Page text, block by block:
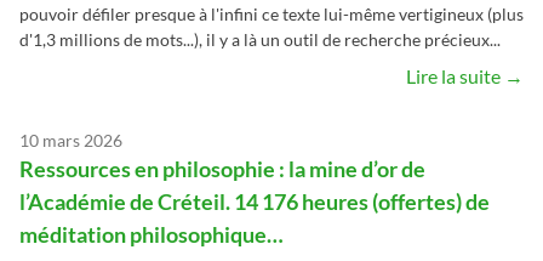
pouvoir défiler presque à l'infini ce texte lui-même vertigineux (plus
d'1,3 millions de mots...), il y a là un outil de recherche précieux...
Lire la suite →
10 mars 2026
Ressources en philosophie : la mine d’or de
l’Académie de Créteil. 14 176 heures (offertes) de
méditation philosophique…